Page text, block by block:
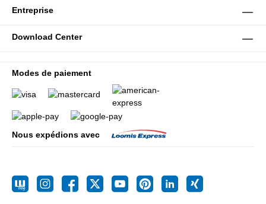
Entreprise
Download Center
Modes de paiement
Nous expédions avec